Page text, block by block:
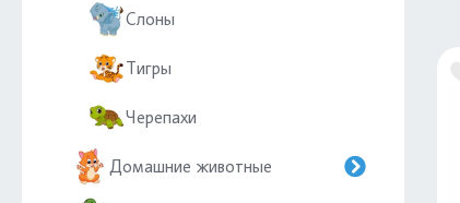
Слоны
Тигры
Черепахи
Домашние животные